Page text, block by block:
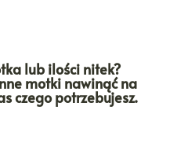
lub ilości nitek?
motki nawinąć na
czego potrzebujesz.